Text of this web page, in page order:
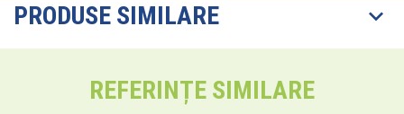
PRODUSE SIMILARE
REFERINȚE SIMILARE